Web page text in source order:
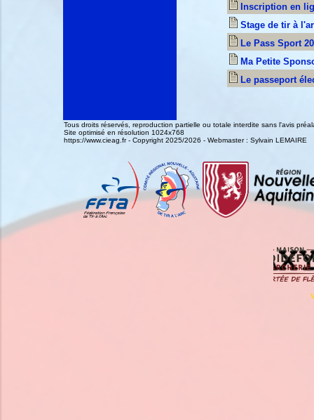
Inscription en
Stage de tir à
Le Pass Sport
Ma Petite
Le passeport
Tous droits réservés, reproduction partielle ou totale interdite sans l'avis
Site optimisé en résolution 1024x768
https://www.cieag.fr - Copyright 2025/2026 - Webmaster : Sylvain LEMAIRE